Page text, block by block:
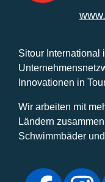
Sitour International
Innovationen in
Wir arbeiten mit
Ländern
Schwimmbäder